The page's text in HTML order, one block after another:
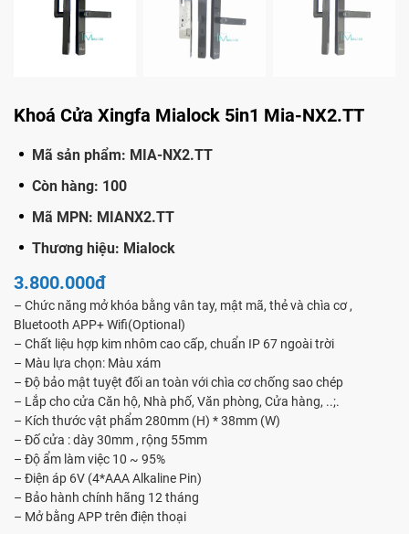
Khoá Cửa Xingfa Mialock 5in1 Mia-NX2.TT
Mã sản phẩm: MIA-NX2.TT
Còn hàng: 100
Mã MPN: MIANX2.TT
Thương hiệu: Mialock
3.800.000đ
– Chức năng mở khóa bằng vân tay, mật mã, thẻ và chìa cơ ,
Bluetooth APP+ Wifi(Optional)
– Chất liệu hợp kim nhôm cao cấp, chuẩn IP 67 ngoài trời
– Màu lựa chọn: Màu xám
– Độ bảo mật tuyệt đối an toàn với chìa cơ chống sao chép
– Lắp cho cửa Căn hộ, Nhà phố, Văn phòng, Cửa hàng, ..;.
– Kích thước vật phẩm 280mm (H) * 38mm (W)
– Đố cửa : dày 30mm , rộng 55mm
– Độ ẩm làm việc 10 ~ 95%
– Điện áp 6V (4*AAA Alkaline Pin)
– Bảo hành chính hãng 12 tháng
– Mở bằng APP trên điện thoại